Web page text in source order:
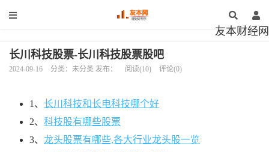
友本财经网
长川科技股票-长川科技股票股吧
2024-09-16 分类：未分类 发布： 阅读(10) 评论(0)
1、 长川科技和长电科技哪个好
2、 科技股有哪些股票
3、 龙头股票有哪些,各大行业龙头股一览